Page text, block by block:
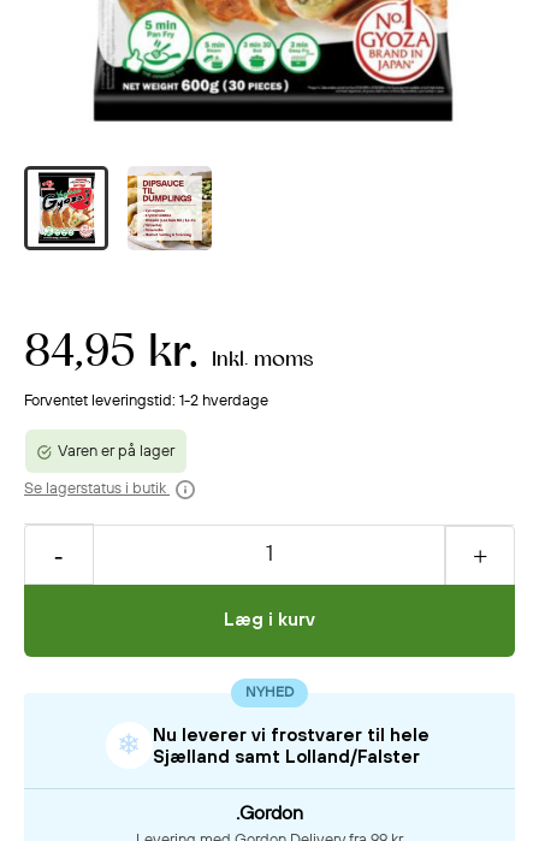
84,95 kr. Inkl. moms
Forventet leveringstid: 1-2 hverdage
Varen er på lager
Se lagerstatus i butik
Læg i kurv
NYHED
❄
Nu leverer vi frostvarer til hele
Sjælland samt Lolland/Falster
.Gordon